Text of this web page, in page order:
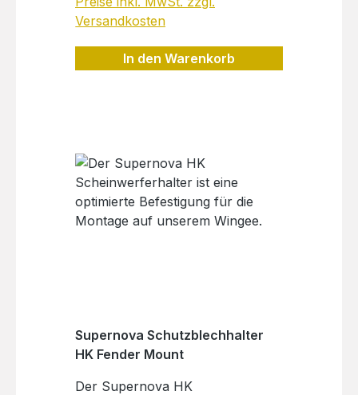
Augenschraube M5 2 Stk.:
Zylinderkopfschraube M5 x 16
Unterlegscheibe M5 10×5,3 2
M6Hersteller:Herkelmann-Bikes
GmbHAm Rosengarten 723701
Eutinkontakt@byherkelmann.de
Versandkosten
In den Warenkorb
Supernova Schutzblechhalter
HK Fender Mount
Der Supernova HK